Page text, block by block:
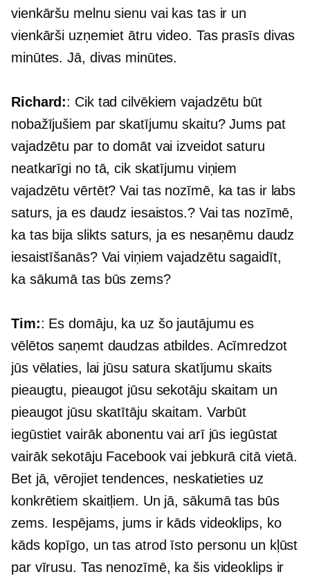
vienkāršu melnu sienu vai kas tas ir un
vienkārši uzņemiet ātru video. Tas prasīs divas
minūtes. Jā, divas minūtes.
Richard:: Cik tad cilvēkiem vajadzētu būt
nobažījušiem par skatījumu skaitu? Jums pat
vajadzētu par to domāt vai izveidot saturu
neatkarīgi no tā, cik skatījumu viņiem
vajadzētu vērtēt? Vai tas nozīmē, ka tas ir labs
saturs, ja es daudz iesaistos.? Vai tas nozīmē,
ka tas bija slikts saturs, ja es nesaņēmu daudz
iesaistīšanās? Vai viņiem vajadzētu sagaidīt,
ka sākumā tas būs zems?
Tim:: Es domāju, ka uz šo jautājumu es
vēlētos saņemt daudzas atbildes. Acīmredzot
jūs vēlaties, lai jūsu satura skatījumu skaits
pieaugtu, pieaugot jūsu sekotāju skaitam un
pieaugot jūsu skatītāju skaitam. Varbūt
iegūstiet vairāk abonentu vai arī jūs iegūstat
vairāk sekotāju Facebook vai jebkurā citā vietā.
Bet jā, vērojiet tendences, neskatieties uz
konkrētiem skaitļiem. Un jā, sākumā tas būs
zems. Iespējams, jums ir kāds videoklips, ko
kāds kopīgo, un tas atrod īsto personu un kļūst
par vīrusu. Tas nenozīmē, ka šis videoklips ir